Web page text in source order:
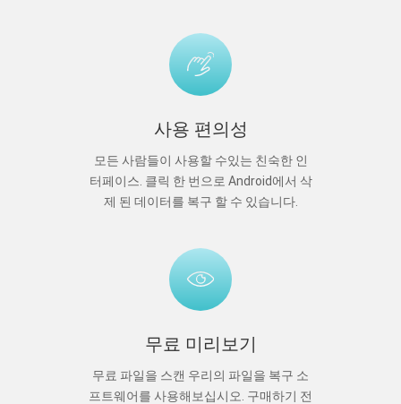
사용 편의성
모든 사람들이 사용할 수있는 친숙한 인
터페이스. 클릭 한 번으로 Android에서 삭
제 된 데이터를 복구 할 수 있습니다.
무료 미리보기
무료 파일을 스캔 우리의 파일을 복구 소
프트웨어를 사용해보십시오. 구매하기 전